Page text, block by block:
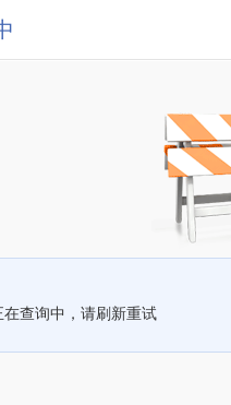
在查询中，请刷新重试